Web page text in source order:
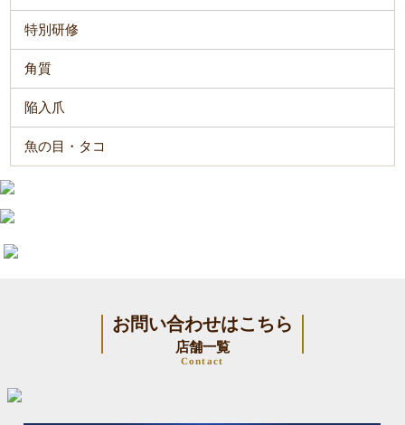
特別研修
角質
陥入爪
魚の目・タコ
お問い合わせはこちら
店舗一覧
Contact